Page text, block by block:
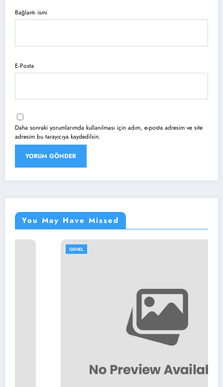
Bağlantı ismi
E-Posta
Daha sonraki yorumlarımda kullanılması için adım, e-posta adresim ve site
adresim bu tarayıcıya kaydedilsin.
You May Have Missed